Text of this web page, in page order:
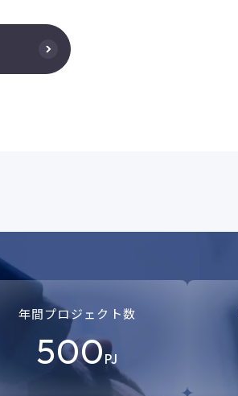
年間プロジェクト数
500PJ